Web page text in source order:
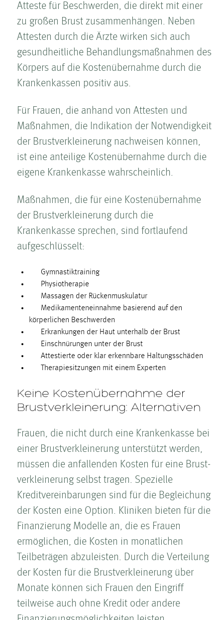
Atteste für Beschwerden, die direkt mit einer
zu großen Brust zusammenhängen. Neben
Attesten durch die Ärzte wirken sich auch
gesundheitliche Behandlungs­maßnahmen des
Körpers auf die Kosten­übernahme durch die
Krankenkassen positiv aus.
Für Frauen, die anhand von Attesten und
Maßnahmen, die Indikation der Notwendigkeit
der Brust­ver­kleinerung nachweisen können,
ist eine anteilige Kosten­übernahme durch die
eigene Krankenkasse wahrscheinlich.
Maßnahmen, die für eine Kosten­übernahme
der Brust­ver­kleinerung durch die
Krankenkasse sprechen, sind fortlaufend
aufgeschlüsselt:
Gymnastiktraining
Physiotherapie
Massagen der Rückenmuskulatur
Medikamenteneinnahme basierend auf den
körperlichen Beschwerden
Erkrankungen der Haut unterhalb der Brust
Einschnürungen unter der Brust
Attestierte oder klar erkennbare Haltungsschäden
Therapiesitzungen mit einem Experten
Keine Kosten­übernahme der
Brust­ver­kleinerung: Alternativen
Frauen, die nicht durch eine Krankenkasse bei
einer Brust­ver­kleinerung unterstützt werden,
müssen die anfallenden Kosten­ für eine Brust­
ver­kleinerung selbst tragen. Spezielle
Kreditvereinbarungen sind für die Begleichung
der Kosten­ eine Option. Kliniken bieten für die
Finanzierung Modelle an, die es Frauen
ermöglichen, die Kosten­ in monatlichen
Teilbeträgen abzuleisten. Durch die Verteilung
der Kosten­ für die Brust­ver­kleinerung über
Monate können sich Frauen den Eingriff
teilweise auch ohne Kredit oder andere